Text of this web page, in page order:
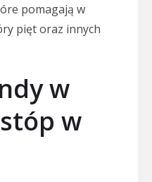
pomagają w
pięt oraz innych
w
w